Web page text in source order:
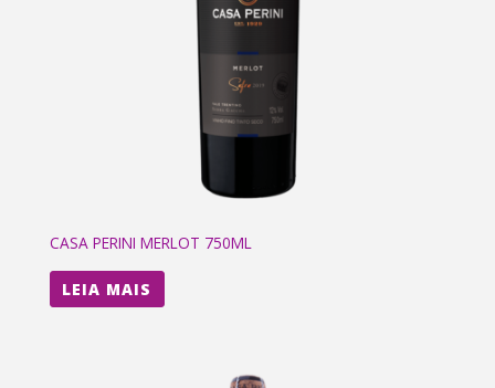
CASA PERINI MERLOT 750ML
LEIA MAIS